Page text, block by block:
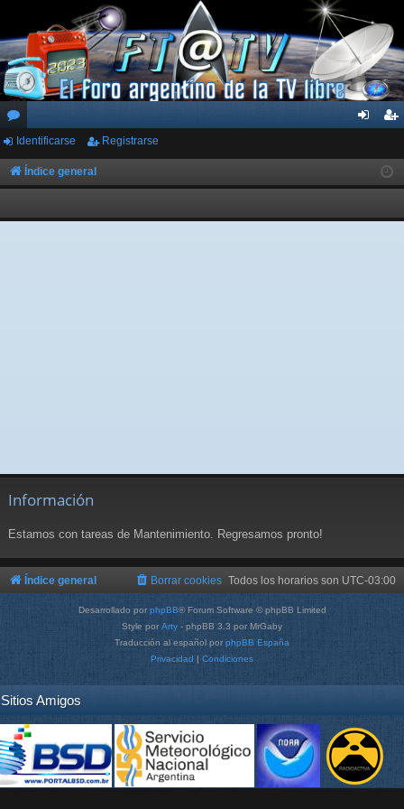
or
os
ar
ist
rs
Identificarse Registrarse
Índice general
Información
Estamos con tareas de Mantenimiento. Regresamos pronto!
Índice general Todos los horarios son UTC-03:00
Borrar cookies
Desarrollado por phpBB® Forum Software © phpBB Limited
Style por Arty - phpBB 3.3 por MrGaby
Traducción al español por phpBB España
Privacidad | Condiciones
Sitios Amigos